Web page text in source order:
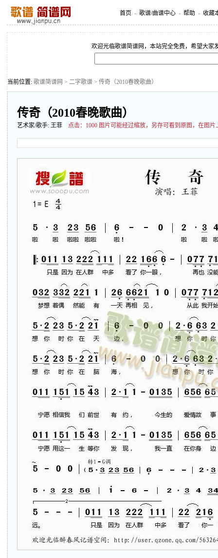
首页 - 歌谱/曲谱中心 - 帮助 - 收藏
欢迎光临歌谱简谱网，本站完全免费，希望大家
当前位置: 歌谱简谱网 > 二字歌谱 > 传奇（2010春晚歌曲）
传奇（2010春晚歌曲）
艺术家/歌手: 王菲 点击： 1000 图片可能经过缩放，另存可看到原图，在图